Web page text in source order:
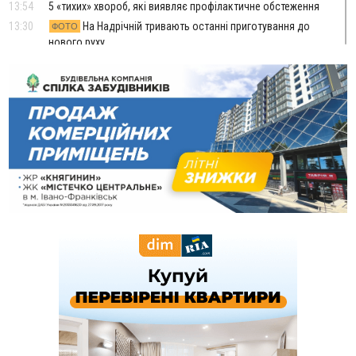
13:54
5 «тихих» хвороб, які виявляє профілактичне обстеження
13:30
ФОТО
На Надрічній тривають останні приготування до
нового руху
У Франківську зафіксували найбільшу спеку за всю історію
спостережень
12:24
Лікування наркоманії Київ: чому важливо розпочати
терапію якомога раніше
12:00
Франківця, який у Косові викрав за магазину понад 640
тисяч гривень у валюті, засудили до 5 років
11:50
Податкова передасть в Міноборони для "Оберегу" дані про
чоловіків 18–60 років
11:20
Водійка, яку на Сухомлинського побив інший керманич,
У Франківську, Коломиї, Долині та Яремче 6 серпня
зафіксували рекордну спеку
Змушував надсилати інтимні фото: на Прикарпатті
затримали підозрюваного у розбещенні малолітньої
АМКУ розпочав справу проти Гвіздецької селищної ради
через різні ставки земельного податку
Синоптики попереджають про значний дощ на Прикарпатті